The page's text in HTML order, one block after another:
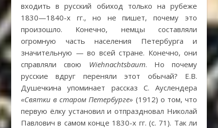
входить в русский обиход только на рубеже
1830—1840-х гг., но не пишет, почему это
произошло. Конечно, немцы составляли
огромную часть населения Петербурга и
значительную — во всей стране. Конечно, они
справляли свою Wiehnachtsbaum. Но почему
русские вдруг переняли этот обычай? Е.В.
Душечкина упоминает рассказ С. Ауслендера
«Святки в старом Петербурге» (1912) о том, что
первую ёлку установил и отпраздновал Николай
Павлович в самом конце 1830-х гг. (с. 71). Так ли